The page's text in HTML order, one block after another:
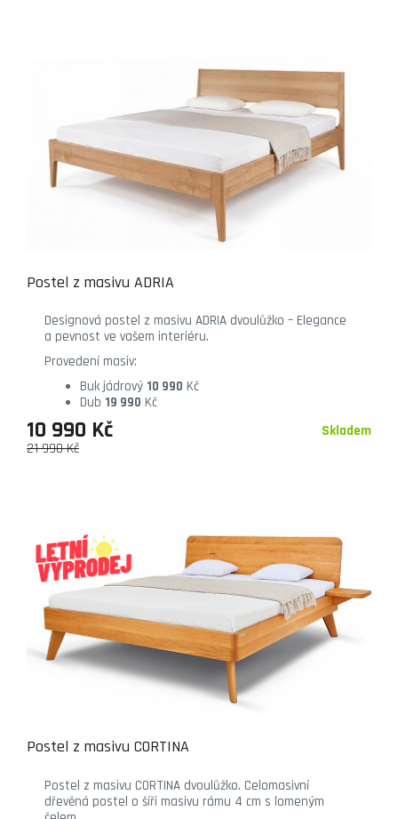
Postel z masivu ADRIA
Designová postel z masivu ADRIA dvoulůžko – Elegance
a pevnost ve vašem interiéru.
Provedení masiv:
Buk jádrový 10 990 Kč
Dub 19 990 Kč
Skladem
21 990 Kč
10 990 Kč
Postel z masivu CORTINA
Postel z masivu CORTINA dvoulůžko. Celomasivní
dřevěná postel o šíři masivu rámu 4 cm s lomeným